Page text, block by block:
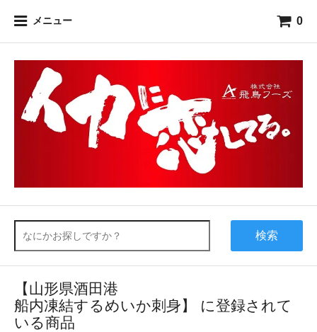
メニュー 0
検索
【山形県酒田港
船内凍結するめいか刺身】 に登録されて
いる商品